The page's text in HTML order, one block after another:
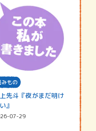
みもの
先斗『夜がまだ明け
』
07-29